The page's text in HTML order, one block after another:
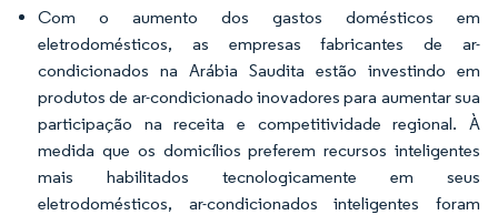
Com o aumento dos gastos domésticos em
eletrodomésticos, as empresas fabricantes de ar-
condicionados na Arábia Saudita estão investindo em
produtos de ar-condicionado inovadores para aumentar sua
participação na receita e competitividade regional. À
medida que os domicílios preferem recursos inteligentes
mais habilitados tecnologicamente em seus
eletrodomésticos, ar-condicionados inteligentes foram